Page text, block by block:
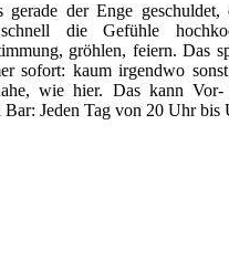
gerade der Enge geschuldet,
die Gefühle
gröhlen, feiern. Das
sofort: kaum irgendwo
wie hier. Das kann Vor-
Bar: Jeden Tag von 20 Uhr bis